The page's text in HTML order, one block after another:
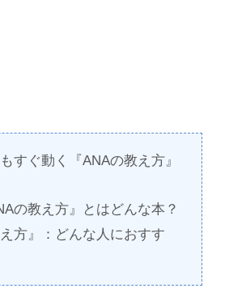
すぐ動く『ANAの教え方』
の教え方』とはどんな本？
え方』：どんな人におすす